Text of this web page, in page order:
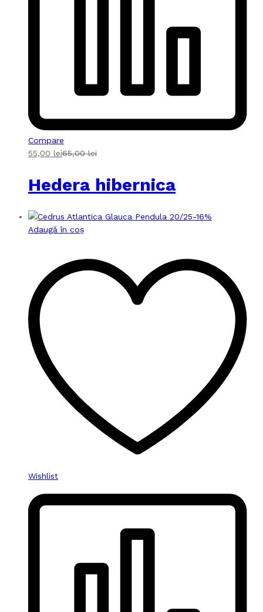
Compare
55,00 lei65,00lei
Hedera hibernica
-16%
Adaugă în coș
Wishlist